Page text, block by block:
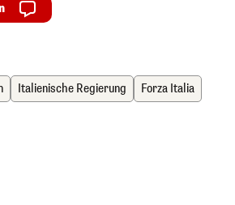
Italienische Regierung Forza Italia